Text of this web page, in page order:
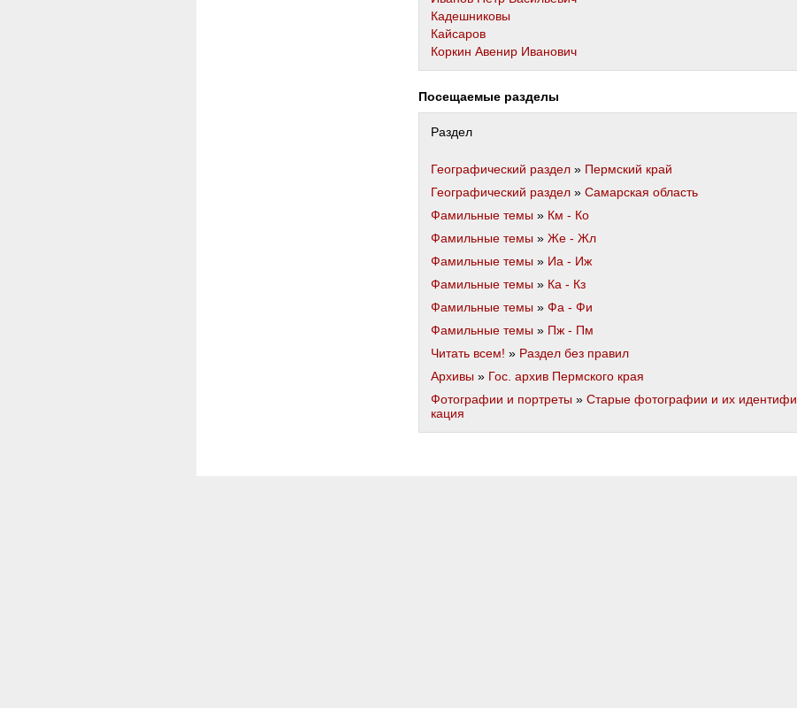
Кадешниковы
Кайсаров
Коркин Авенир Иванович
Посещаемые разделы
Раздел
Географический раздел » Пермский край
Географический раздел » Самарская область
Фамильные темы » Км - Ко
Фамильные темы » Же - Жл
Фамильные темы » Иа - Иж
Фамильные темы » Ка - Кз
Фамильные темы » Фа - Фи
Фамильные темы » Пж - Пм
Читать всем! » Раздел без правил
Архивы » Гос. архив Пермского края
Фотографии и портреты » Старые фотографии и их идентифи
кация